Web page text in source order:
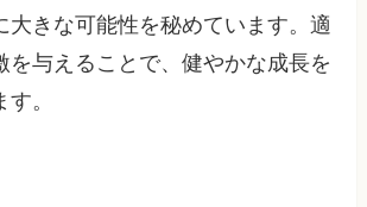
大きな可能性を秘めています。適
を与えることで、健やかな成長を
。